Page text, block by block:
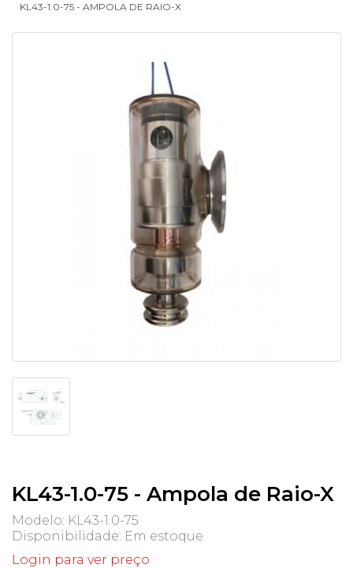
KL43-1.0-75 - AMPOLA DE RAIO-X
KL43-1.0-75 - Ampola de Raio-X
Modelo: KL43-1.0-75
Disponibilidade: Em estoque
Login para ver preço